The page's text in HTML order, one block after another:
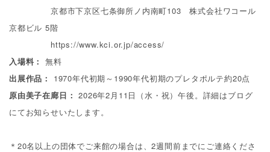
京都市下京区七条御所ノ内南町103株式会社ワコール
京都ビル 5階
https://www.kci.or.jp/access/
入場料： 無料
出展作品：
1970年代初期～ 1990年代初期のプレタポルテ約20点
原由美子在廊日： 2026年2月11日（水・祝）午後。詳細はブログ
にてお知らせいたします。
＊ 20名以上の団体でご来館の場合は、2週間前までにご連絡くださ